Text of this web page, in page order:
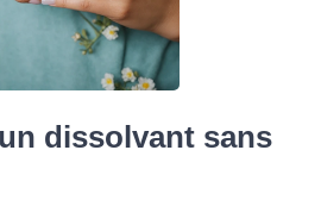
dissolvant sans